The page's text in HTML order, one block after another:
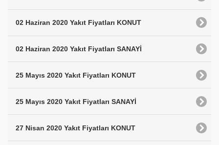
02 Haziran 2020 Yakıt Fiyatları KONUT
02 Haziran 2020 Yakıt Fiyatları SANAYİ
25 Mayıs 2020 Yakıt Fiyatları KONUT
25 Mayıs 2020 Yakıt Fiyatları SANAYİ
27 Nisan 2020 Yakıt Fiyatları KONUT